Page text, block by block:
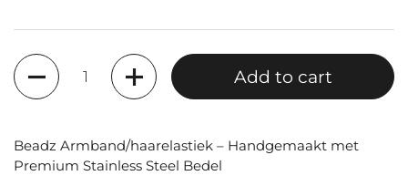
Quantity
Add to cart
Beadz Armband/haarelastiek – Handgemaakt met
Premium Stainless Steel Bedel